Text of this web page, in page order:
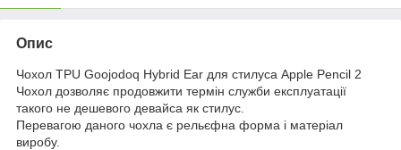
Опис
Чохол TPU Goojodoq Hybrid Ear для стилуса Apple Pencil 2
Чохол дозволяє продовжити термін служби експлуатації
такого не дешевого девайса як стилус.
Перевагою даного чохла є рельєфна форма і матеріал
виробу.